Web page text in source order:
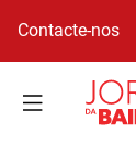
Contacte-nos